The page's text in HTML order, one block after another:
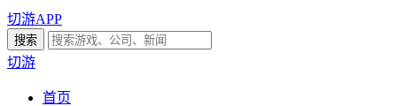
切游APP
切游
首页